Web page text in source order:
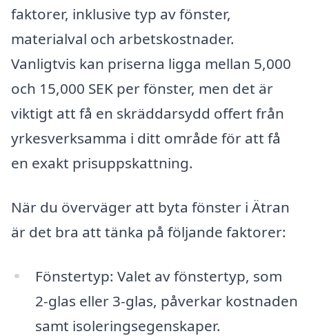
faktorer, inklusive typ av fönster,
materialval och arbetskostnader.
Vanligtvis kan priserna ligga mellan 5,000
och 15,000 SEK per fönster, men det är
viktigt att få en skräddarsydd offert från
yrkesverksamma i ditt område för att få
en exakt prisuppskattning.
När du överväger att byta fönster i Ätran
är det bra att tänka på följande faktorer:
Fönstertyp: Valet av fönstertyp, som
2-glas eller 3-glas, påverkar kostnaden
samt isoleringsegenskaper.